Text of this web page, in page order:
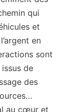
qui
et
en
sont
de
des
au cœur et